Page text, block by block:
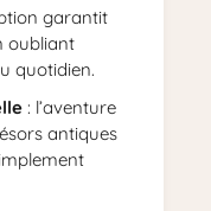
garantit
oubliant
quotidien.
: l’aventure
antiques